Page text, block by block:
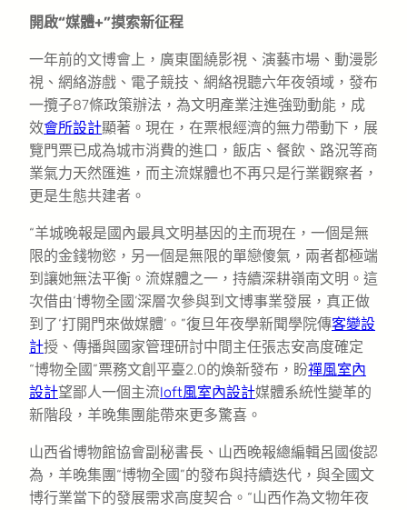
開啟“媒體+”摸索新征程
一年前的文博會上，廣東圍繞影視、演藝市場、動漫影
視、網絡游戲、電子競技、網絡視聽六年夜領域，發布
一攬子87條政策辦法，為文明產業注進強勁動能，成
效會所設計顯著。現在，在票根經濟的無力帶動下，展
覽門票已成為城市消費的進口，飯店、餐飲、路況等商
業氣力天然匯進，而主流媒體也不再只是行業觀察者，
更是生態共建者。
“羊城晚報是國內最具文明基因的主而現在，一個是無
限的金錢物慾，另一個是無限的單戀傻氣，兩者都極端
到讓她無法平衡。流媒體之一，持續深耕嶺南文明。這
次借由‘博物全國’深層次參與到文博事業發展，真正做
到了‘打開門來做媒體’。”復旦年夜學新聞學院傳客變設
計授、傳播與國家管理研討中間主任張志安高度確定
“博物全國”票務文創平臺2.0的煥新發布，盼禪風室內
設計望鄙人一個主流loft風室內設計媒體系統性變革的
新階段，羊晚集團能帶來更多驚喜。
山西省博物館協會副秘書長、山西晚報總編輯呂國俊認
為，羊晚集團“博物全國”的發布與持續迭代，與全國文
博行業當下的發展需求高度契合。“山西作為文物年夜